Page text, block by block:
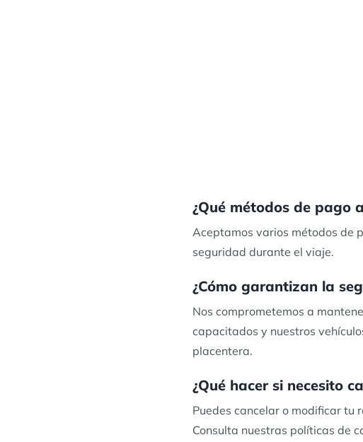
¿Qué métodos de pago
Aceptamos varios métodos de
seguridad durante el viaje.
¿Cómo garantizan la
Nos comprometemos a
capacitados y nuestros
placentera.
¿Qué hacer si necesito
Puedes cancelar o modificar tu
Consulta nuestras políticas de